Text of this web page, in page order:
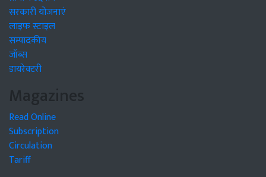
सरकारी योजनाएं
लाइफ स्टाइल
सम्पादकीय
जॉब्स
डायरेक्टरी
Magazines
Read Online
Subscription
Circulation
Tariff